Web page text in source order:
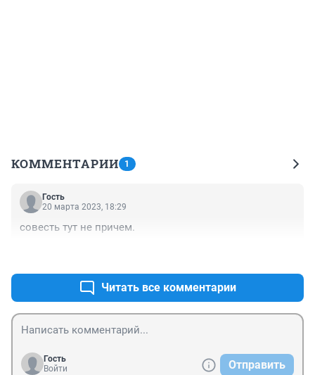
КОММЕНТАРИИ 1
Гость
20 марта 2023, 18:29
совесть тут не причем.
Читать все комментарии
Гость
Войти
Отправить